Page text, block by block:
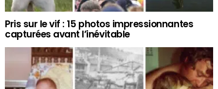
Pris sur le vif : 15 photos impressionnantes
capturées avant l’inévitable